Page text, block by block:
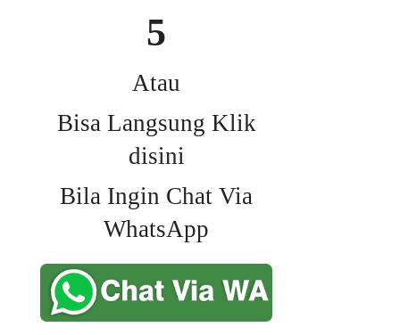
5
Atau
Bisa Langsung Klik
disini
Bila Ingin Chat Via
WhatsApp